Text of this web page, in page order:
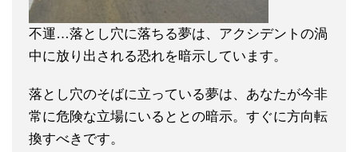
不運…落とし穴に落ちる夢は、アクシデントの渦
中に放り出される恐れを暗示しています。
落とし穴のそばに立っている夢は、あなたが今非
常に危険な立場にいるととの暗示。すぐに方向転
換すべきです。